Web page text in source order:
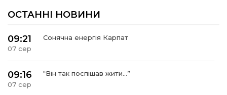
ОСТАННІ НОВИНИ
09:21
07 сер
Сонячна енергія Карпат
09:16
07 сер
“Він так поспішав жити…”